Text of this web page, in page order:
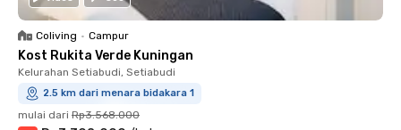
Coliving • Campur
Kost Rukita Verde Kuningan
Kelurahan Setiabudi, Setiabudi
2.5 km dari menara bidakara 1
mulai dari Rp3.568.000